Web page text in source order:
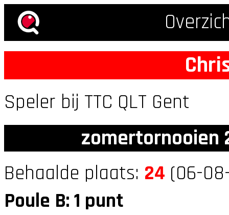
Speler bij TTC QLT Gent
zomertornooien
Behaalde plaats: 24 (06-
Poule B: 1 punt